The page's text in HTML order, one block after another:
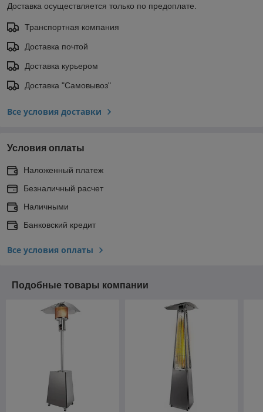
Доставка осуществляется только по предоплате.
Транспортная компания
Доставка почтой
Доставка курьером
Доставка "Самовывоз"
Все условия доставки
Условия оплаты
Наложенный платеж
Безналичный расчет
Наличными
Банковский кредит
Все условия оплаты
Подобные товары компании